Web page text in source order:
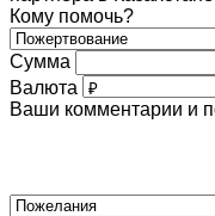
Кому помочь?
Сумма
Валюта
Ваши комментарии и